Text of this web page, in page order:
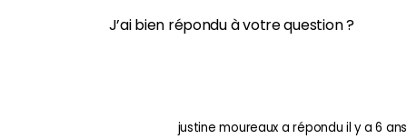
J’ai bien répondu à votre question ?
justine moureaux a réponduil y a 6 ans